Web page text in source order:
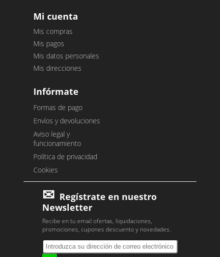
Mi cuenta
Mis compras
Mis pagos
Mis datos personales
Mis direcciones
Infórmate
Formas de pago
Envíos y devoluciones
Aviso legal y
funcionamiento
Política de privacidad
Cookies
Regístrate en nuestro
Newsletter
Recibe en tu email ofertas, liquidaciones,
promociones, cupones descuento y novedades.